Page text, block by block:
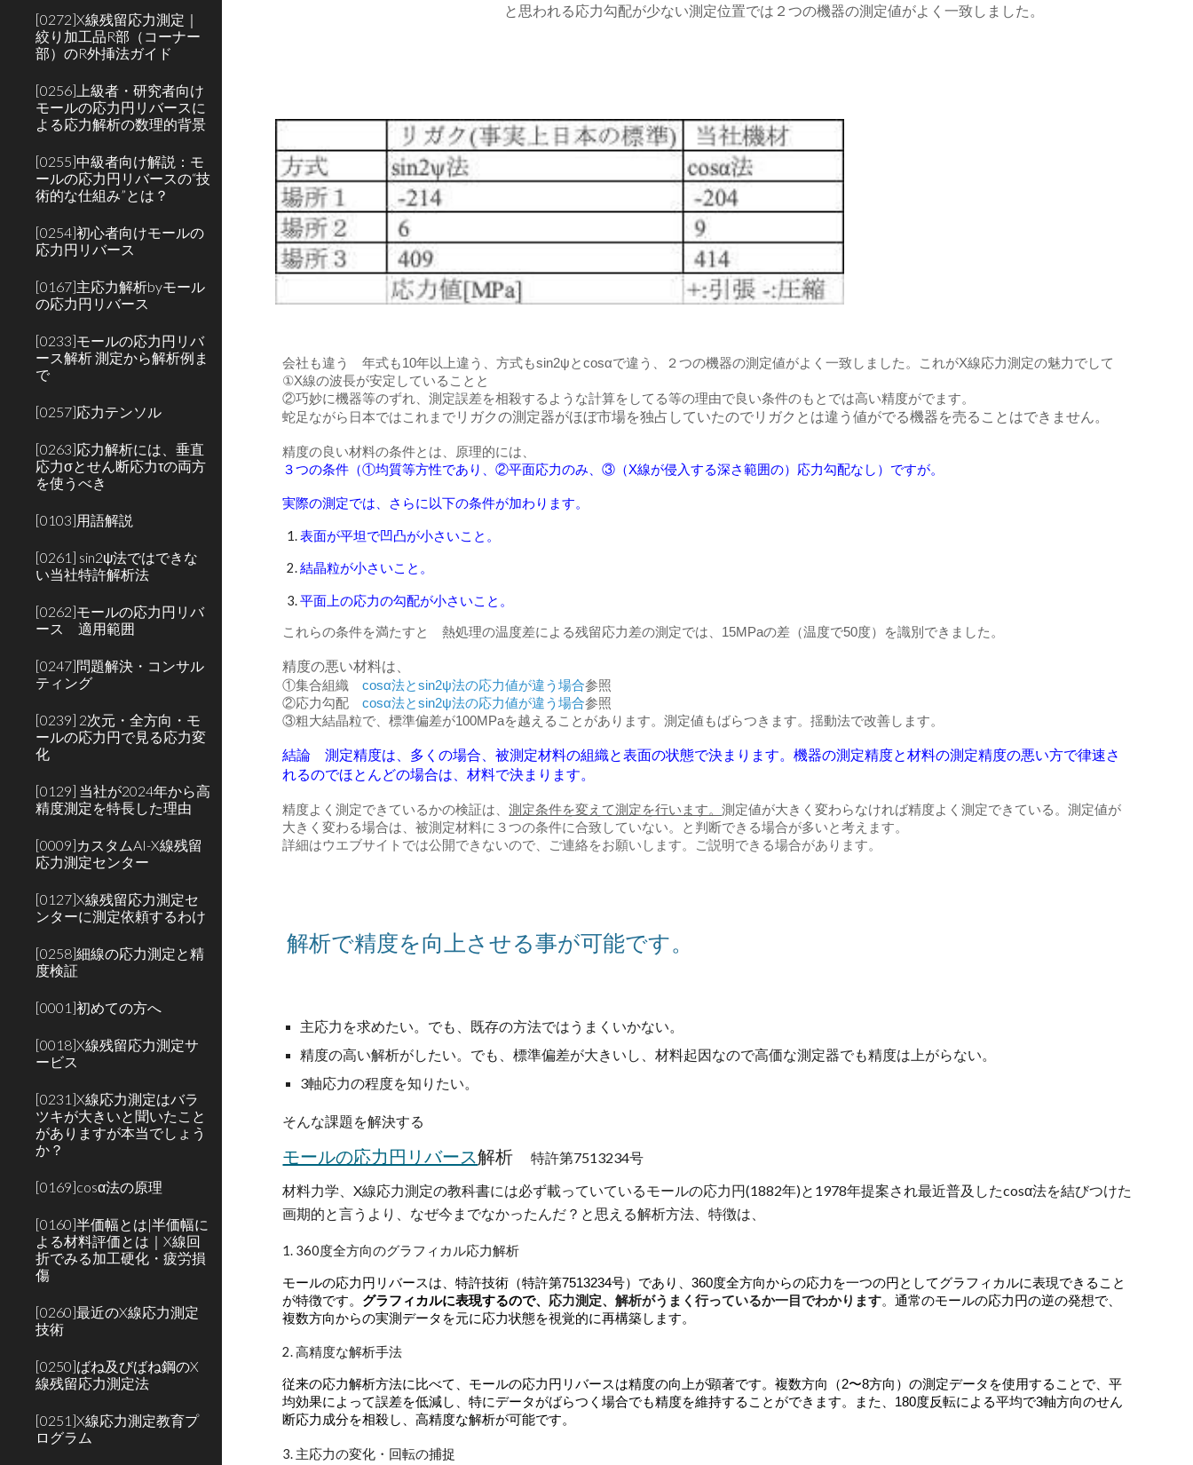
[0272]X線残留応力測定｜
絞り加工品R部（コーナー
部）のR外挿法ガイド
[0256]上級者・研究者向け
モールの応力円リバースに
よる応力解析の数理的背景
[0255]中級者向け解説：モ
ールの応力円リバースの“技
術的な仕組み”とは？
[0254]初心者向けモールの
応力円リバース
[0167]主応力解析byモール
の応力円リバース
[0233]モールの応力円リバ
ース解析 測定から解析例ま
で
[0257]応力テンソル
[0263]応力解析には、垂直
応力σとせん断応力τの両方
を使うべき
[0103]用語解説
[0261] sin2ψ法ではできな
い当社特許解析法
[0262]モールの応力円リバ
ース 適用範囲
[0247]問題解決・コンサル
ティング
[0239] 2次元・全方向・モ
ールの応力円で見る応力変
化
[0129] 当社が2024年から高
精度測定を特長した理由
[0009]カスタムAI-X線残留
応力測定センター
[0127]X線残留応力測定セ
ンターに測定依頼するわけ
[0258]細線の応力測定と精
度検証
[0001]初めての方へ
[0018]X線残留応力測定サ
ービス
[0231]X線応力測定はバラ
ツキが大きいと聞いたこと
がありますが本当でしょう
か？
[0169]cosα法の原理
[0160]半価幅とは|半価幅に
よる材料評価とは｜X線回
折でみる加工硬化・疲労損
傷
[0260]最近のX線応力測定
技術
[0250]ばね及びばね鋼のX
線残留応力測定法
[0251]X線応力測定教育プ
ログラム
と思われる応力勾配が少ない測定位置では２つの機器の測定値がよく一致しました。
会社も違う 年式も10年以上違う、方式もsin2ψとcosαで違う、２つの機器の測定値がよく一致しました。これがX線応力測定の魅力でして
①X線の波長が安定していることと
②巧妙に機器等のずれ、測定誤差を相殺するような計算をしてる等の理由で良い条件のもとでは高い精度がでます。
蛇足ながら日本ではこれまでリガクの測定器がほぼ市場を独占していたのでリガクとは違う値がでる機器を売ることはできません。
精度の良い材料の条件とは、原理的には、
３つの条件（①均質等方性であり、②平面応力のみ、③（X線が侵入する深さ範囲の）応力勾配なし）ですが。
実際の測定では、さらに以下の条件が加わります。
表面が平坦で凹凸が小さいこと。
結晶粒が小さいこと。
平面上の応力の勾配が小さいこと。
これらの条件を満たすと 熱処理の温度差による残留応力差の測定では、15MPaの差（温度で50度）を識別できました。
精度の悪い材料は、
①集合組織cosα法とsin2ψ法の応力値が違う場合参照
②応力勾配cosα法とsin2ψ法の応力値が違う場合参照
③粗大結晶粒で、標準偏差が100MPaを越えることがあります。測定値もばらつきます。揺動法で改善します。
結論 測定精度は、多くの場合、被測定材料の組織と表面の状態で決まります。機器の測定精度と材料の測定精度の悪い方で律速さ
れるのでほとんどの場合は、材料で決まります。
精度よく測定できているかの検証は、測定条件を変えて測定を行います。測定値が大きく変わらなければ精度よく測定できている。測定値が
大きく変わる場合は、被測定材料に３つの条件に合致していない。と判断できる場合が多いと考えます。
詳細はウエブサイトでは公開できないので、ご連絡をお願いします。ご説明できる場合があります。
解析で精度を向上させる事が可能です。
主応力を求めたい。でも、既存の方法ではうまくいかない。
精度の高い解析がしたい。でも、標準偏差が大きいし、材料起因なので高価な測定器でも精度は上がらない。
3軸応力の程度を知りたい。
そんな課題を解決する
モールの応力円リバース解析特許第7513234号
材料力学、X線応力測定の教科書には必ず載っていているモールの応力円(1882年)と1978年提案され最近普及したcosα法を結びつけた
画期的と言うより、なぜ今までなかったんだ？と思える解析方法、特徴は、
1. 360度全方向のグラフィカル応力解析
モールの応力円リバースは、特許技術（特許第7513234号）であり、360度全方向からの応力を一つの円としてグラフィカルに表現できること
が特徴です。 グラフィカルに表現するので、 応力測定、解析がうまく行っているか一目でわかります。通常のモールの応力円の逆の発想で、
複数方向からの実測データを元に応力状態を視覚的に再構築します​​。
2. 高精度な解析手法
従来の応力解析方法に比べて、モールの応力円リバースは精度の向上が顕著です。複数方向（2〜8方向）の測定データを使用することで、平
均効果によって誤差を低減し、特にデータがばらつく場合でも精度を維持することができます。また、180度反転による平均で3軸方向のせん
断応力成分を相殺し、高精度な解析が可能です​​。
3. 主応力の変化・回転の捕捉